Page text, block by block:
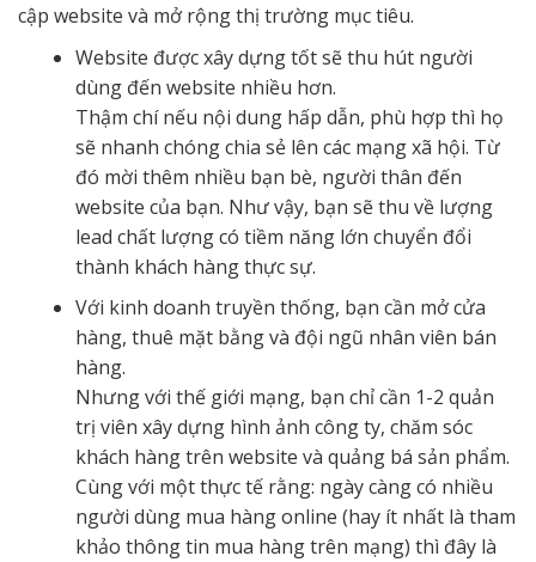
cập website và mở rộng thị trường mục tiêu.
Website được xây dựng tốt sẽ thu hút người
dùng đến website nhiều hơn.
Thậm chí nếu nội dung hấp dẫn, phù hợp thì họ
sẽ nhanh chóng chia sẻ lên các mạng xã hội. Từ
đó mời thêm nhiều bạn bè, người thân đến
website của bạn. Như vậy, bạn sẽ thu về lượng
lead chất lượng có tiềm năng lớn chuyển đổi
thành khách hàng thực sự.
Với kinh doanh truyền thống, bạn cần mở cửa
hàng, thuê mặt bằng và đội ngũ nhân viên bán
hàng.
Nhưng với thế giới mạng, bạn chỉ cần 1-2 quản
trị viên xây dựng hình ảnh công ty, chăm sóc
khách hàng trên website và quảng bá sản phẩm.
Cùng với một thực tế rằng: ngày càng có nhiều
người dùng mua hàng online (hay ít nhất là tham
khảo thông tin mua hàng trên mạng) thì đây là